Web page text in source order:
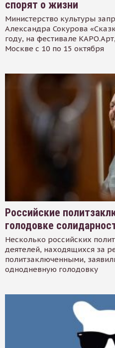
спорят о жизни
Министерство культуры
Александра Сокурова
году, на фестивале
Москве с 10 по 15 октября
Российские
голодовке
Несколько российских
деятелей, находящихся за
политзаключенными,
однодневную голодовку